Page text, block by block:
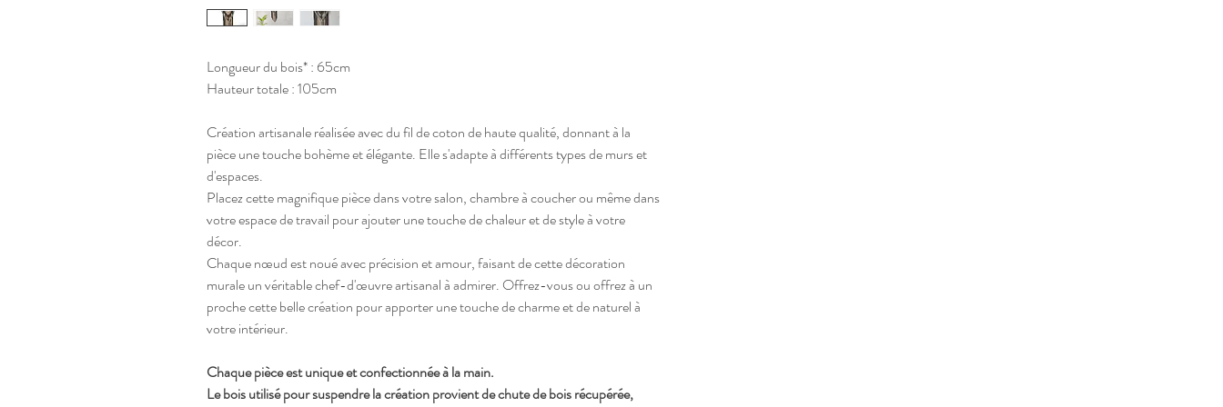
Longueur du bois* : 65cm
Hauteur totale : 105cm
Création artisanale réalisée avec du fil de coton de haute qualité, donnant à la
pièce une touche bohème et élégante. Elle s'adapte à différents types de murs et
d'espaces.
Placez cette magnifique pièce dans votre salon, chambre à coucher ou même dans
votre espace de travail pour ajouter une touche de chaleur et de style à votre
décor.
Chaque nœud est noué avec précision et amour, faisant de cette décoration
murale un véritable chef-d'œuvre artisanal à admirer. Offrez-vous ou offrez à un
proche cette belle création pour apporter une touche de charme et de naturel à
votre intérieur.
Chaque pièce est unique et confectionnée à la main.
Le bois utilisé pour suspendre la création provient de chute de bois récupérée,